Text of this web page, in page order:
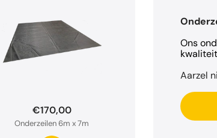
€170,00
Onderzeilen 6m x 7m
Ons
Aarzel